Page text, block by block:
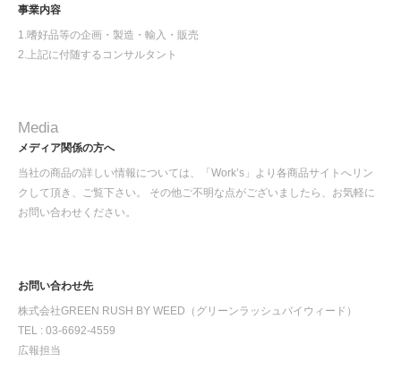
事業内容
1.嗜好品等の企画・製造・輸入・販売
2.上記に付随するコンサルタント
Media
メディア関係の方へ
当社の商品の詳しい情報については、「Work’s」より各商品サイトへリン
クして頂き、ご覧下さい。 その他ご不明な点がございましたら、お気軽に
お問い合わせください。
お問い合わせ先
株式会社GREEN RUSH BY WEED（グリーンラッシュバイウィード）
TEL : 03-6692-4559
広報担当